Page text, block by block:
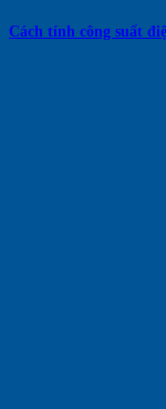
Cách tính công suất